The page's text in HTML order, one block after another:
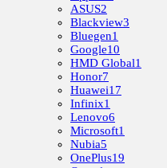
ASUS2
Blackview3
Bluegen1
Google10
HMD Global1
Honor7
Huawei17
Infinix1
Lenovo6
Microsoft1
Nubia5
OnePlus19